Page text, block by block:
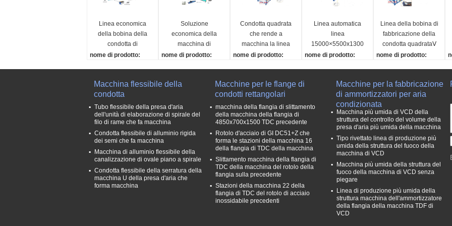
Linea economica
della bobina della
condotta di
montaggio della
nome di prodotto:
conomico
De-bobinatrice:
5tons*1300mm
Tagliatrice di potere:
Q11-3*1300
Rinforzi bordare la ma
G-1.5*1250-5
Soluzione
economica della
macchina di
montaggio della
nome di prodotto:
C lavora - la soluzione
a macchina economica
De-bobinatrice:
5tons*1300mm
Tagliatrice di potere:
Q11-3*1300
Rinforzi bordare la ma
cchina:
Condotta quadrata
che rende a
macchina la linea
automatica FORZA
nome di prodotto:
cazione della condotta
quadrata
Modello:
AML-VI-S
Magrezza (millimetri):
0.6-1.2
Larghezza massima
(m/min):
1300
Linea automatica
linea
15000×5500x1300
della bobinaⅥ della
condotta
nome di prodotto:
della condotta quadrata
Modello:
Gamma di magrezza:
0.6-1.2
Larghezza massima
(m/min):
1300
Linea della bobina di
fabbricazione della
condotta quadrataⅤ
nome di prodotto:
otta quadrataⅤ
Modello:
AML-Ⅴ
Gamma di magrezza:
0.6-1.2
Larghezza massima
(m/min):
1300
Macchina flessibile della
condotta
Tubo flessibile della presa d'aria
dell'unità di elaborazione di spirale del
filo di rame che fa macchina
Condotta flessibile di alluminio rigida
dei semi che fa macchina
Macchina di alluminio flessibile della
canalizzazione di ovale piano a spirale
Condotta flessibile della serratura della
macchina U della presa d'aria che
forma macchina
Macchine per le flange di
condotti rettangolari
macchina della flangia di slittamento
della macchina della flangia di
4850x700x1500 TDC precedente
Rotolo d'acciaio di GI DC51+Z che
forma le stazioni della macchina 16
della flangia di TDC della macchina
Slittamento macchina della flangia di
TDC della macchina del rotolo della
flangia sulla precedente
Stazioni della macchina 22 della
flangia di TDC del rotolo di acciaio
inossidabile precedenti
Macchine per la fabbricazione
di ammortizzatori per aria
condizionata
Macchina più umida di VCD della
struttura del controllo del volume della
presa d'aria più umida della macchina
Tipo rivettato linea di produzione più
umida della struttura del fuoco della
macchina di VCD
Macchina più umida della struttura del
fuoco della macchina di VCD senza
piegare
Linea di produzione più umida della
struttura macchina dell'ammortizzatore
della flangia della macchina TDF di
VCD